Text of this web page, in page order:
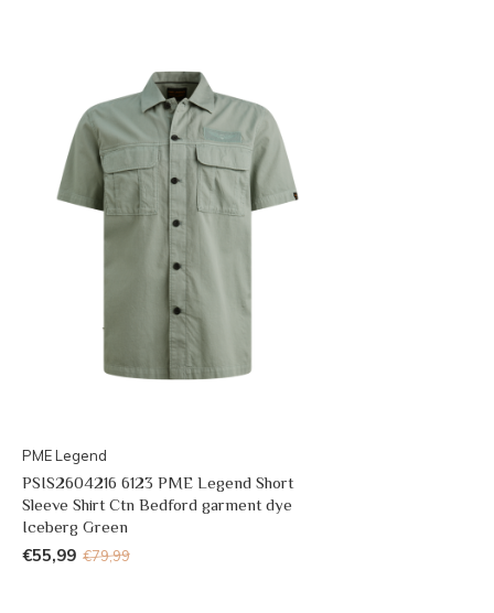
PME Legend
PSIS2604216 6123 PME Legend Short
Sleeve Shirt Ctn Bedford garment dye
Iceberg Green
€55,99 €79,99